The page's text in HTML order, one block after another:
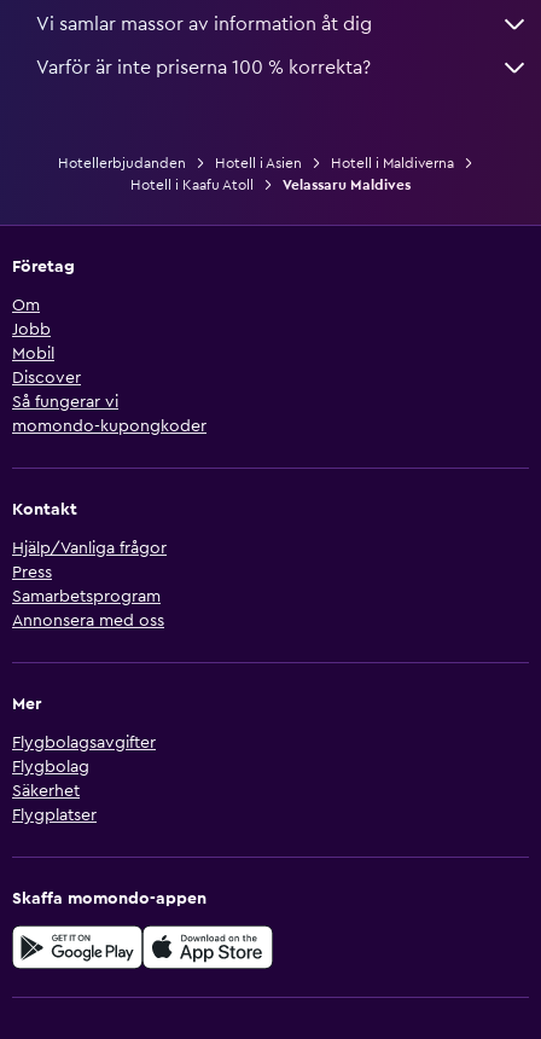
Vi samlar massor av information åt dig
Varför är inte priserna 100 % korrekta?
Hotellerbjudanden Hotell i Asien
Hotell i Maldiverna
Hotell i Kaafu Atoll
Velassaru Maldives
Företag
Om
Jobb
Mobil
Discover
Så fungerar vi
momondo-kupongkoder
Kontakt
Hjälp/Vanliga frågor
Press
Samarbetsprogram
Annonsera med oss
Mer
Flygbolagsavgifter
Flygbolag
Säkerhet
Flygplatser
Skaffa momondo-appen